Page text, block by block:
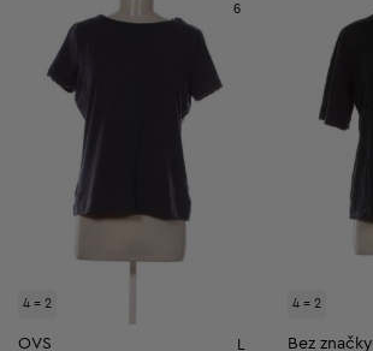
4 = 2
6
OVS L
4 = 2
Bez značky